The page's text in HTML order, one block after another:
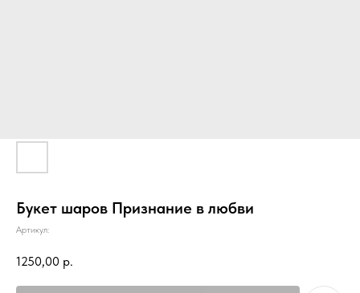
Букет шаров Признание в любви
Артикул:
1250,00 р.